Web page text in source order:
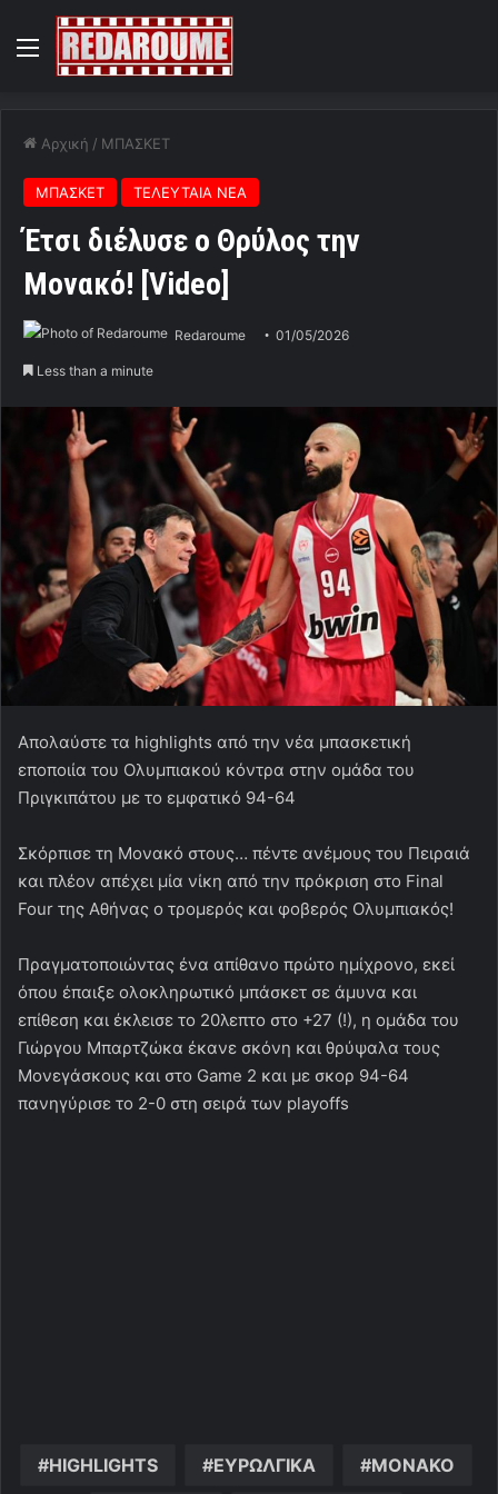
Menu
Αρχική / ΜΠΑΣΚΕΤ
ΜΠΑΣΚΕΤ ΤΕΛΕΥΤΑΙΑ ΝΕΑ
Έτσι διέλυσε ο Θρύλος την
Μονακό! [Video]
Redaroume 01/05/2026
Less than a minute
Απολαύστε τα highlights από την νέα μπασκετική
εποποιία του Ολυμπιακού κόντρα στην ομάδα του
Πριγκιπάτου με το εμφατικό 94-64
Σκόρπισε τη Μονακό στους… πέντε ανέμους του Πειραιά
και πλέον απέχει μία νίκη από την πρόκριση στο Final
Four της Αθήνας ο τρομερός και φοβερός Ολυμπιακός!
Πραγματοποιώντας ένα απίθανο πρώτο ημίχρονο, εκεί
όπου έπαιξε ολοκληρωτικό μπάσκετ σε άμυνα και
επίθεση και έκλεισε το 20λεπτο στο +27 (!), η ομάδα του
Γιώργου Μπαρτζώκα έκανε σκόνη και θρύψαλα τους
Μονεγάσκους και στο Game 2 και με σκορ 94-64
πανηγύρισε το 2-0 στη σειρά των playoffs
HIGHLIGHTS ΕΥΡΩΛΓΙΚΑ ΜΟΝΑΚΟ